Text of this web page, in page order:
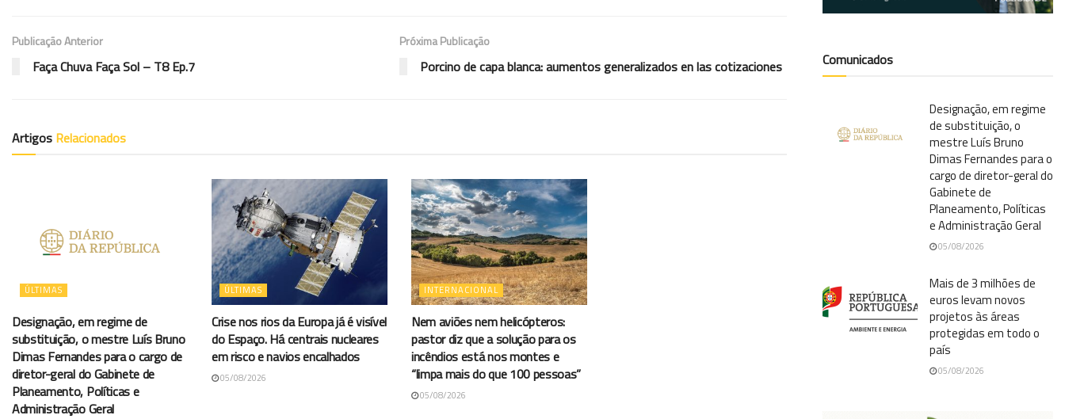
Publicação Anterior
Faça Chuva Faça Sol – T8 Ep.7
Próxima Publicação
Porcino de capa blanca: aumentos generalizados en las cotizaciones
Artigos Relacionados
ÚLTIMAS
Designação, em regime de
substituição, o mestre Luís Bruno
Dimas Fernandes para o cargo de
diretor-geral do Gabinete de
Planeamento, Políticas e
Administração Geral
ÚLTIMAS
Crise nos rios da Europa já é visível
do Espaço. Há centrais nucleares
em risco e navios encalhados
05/08/2026
INTERNACIONAL
Nem aviões nem helicópteros:
pastor diz que a solução para os
incêndios está nos montes e
“limpa mais do que 100 pessoas”
05/08/2026
Comunicados
Designação, em regime
de substituição, o
mestre Luís Bruno
Dimas Fernandes para o
cargo de diretor-geral do
Gabinete de
Planeamento, Políticas
e Administração Geral
05/08/2026
Mais de 3 milhões de
euros levam novos
projetos às áreas
protegidas em todo o
país
05/08/2026